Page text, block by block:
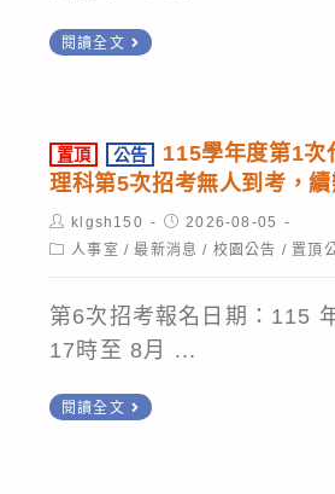
結
組
(8
月
13
日
中
午
12
截
閱讀全文
年
度
師
節
系
列
支
置頂 公告
115學年度第1次
理科第5次招考無人到考，
Post
author:
klgsh150
Post
published:
2026-08-05
Post人事室 / 最新消息 / 校園公告 / 置頂
第6次招考報名日期：115
17時至 8月 ...
閱讀全文